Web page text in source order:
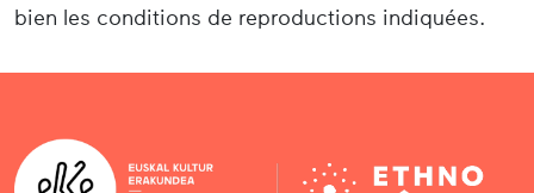
bien les conditions de reproductions indiquées.